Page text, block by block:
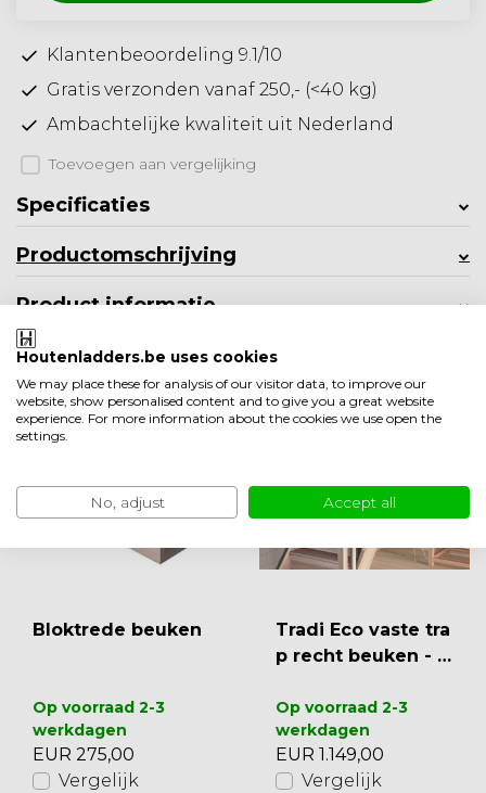
Klantenbeoordeling 9.1/10
Gratis verzonden vanaf 250,- (<40 kg)
Ambachtelijke kwaliteit uit Nederland
Toevoegen aan vergelijking
Specificaties
Productomschrijving
Product informatie
Minder weergeven
Ook leuk om te bekijken
Bloktrede beuken
Op voorraad 2-3
werkdagen
EUR 275,00
Vergelijk
Tradi Eco vaste tra
p recht beuken - 8
Op voorraad 2-3
werkdagen
EUR 1.149,00
Vergelijk
Houtenladders.be uses cookies
We may place these for analysis of our visitor data, to improve our
website, show personalised content and to give you a great website
experience. For more information about the cookies we use open the
settings.
No, adjust Accept all